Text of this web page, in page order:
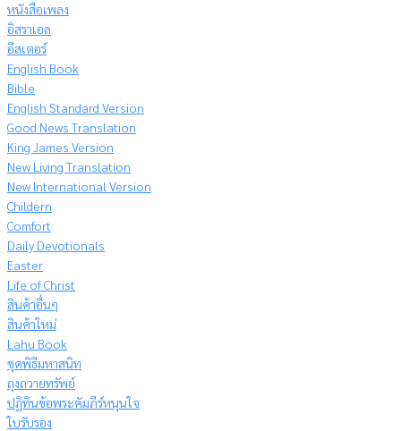
หนังสือเพลง
อิสราเอล
อีสเตอร์
English Book
Bible
English Standard Version
Good News Translation
King James Version
New Living Translation
New International Version
Childern
Comfort
Daily Devotionals
Easter
Life of Christ
สินค้าอื่นๆ
สินค้าใหม่
Lahu Book
ชุดพิธีมหาสนิท
ถุงถวายทรัพย์
ปฏิทินข้อพระคัมภีร์หนุนใจ
ใบรับรอง